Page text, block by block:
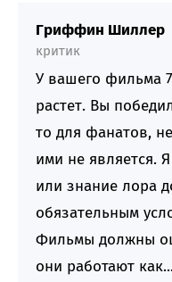
Гриффин Шиллер
критик
У вашего фильма
растет. Вы
то для фанатов,
ими не является.
или знание лора
обязательным
Фильмы должны
они работают